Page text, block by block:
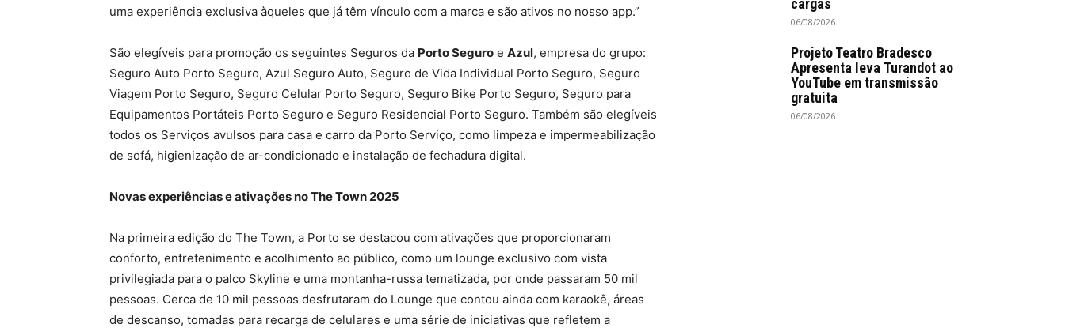
uma experiência exclusiva àqueles que já têm vínculo com a marca e são ativos no nosso app.”
São elegíveis para promoção os seguintes Seguros da Porto Seguro e Azul, empresa do grupo:
Seguro Auto Porto Seguro, Azul Seguro Auto, Seguro de Vida Individual Porto Seguro, Seguro
Viagem Porto Seguro, Seguro Celular Porto Seguro, Seguro Bike Porto Seguro, Seguro para
Equipamentos Portáteis Porto Seguro e Seguro Residencial Porto Seguro. Também são elegíveis
todos os Serviços avulsos para casa e carro da Porto Serviço, como limpeza e impermeabilização
de sofá, higienização de ar-condicionado e instalação de fechadura digital.
Novas experiências e ativações no The Town 2025
Na primeira edição do The Town, a Porto se destacou com ativações que proporcionaram
conforto, entretenimento e acolhimento ao público, como um lounge exclusivo com vista
privilegiada para o palco Skyline e uma montanha-russa tematizada, por onde passaram 50 mil
pessoas. Cerca de 10 mil pessoas desfrutaram do Lounge que contou ainda com karaokê, áreas
de descanso, tomadas para recarga de celulares e uma série de iniciativas que refletem a
06/08/2026
Projeto Teatro Bradesco
Apresenta leva Turandot ao
YouTube em transmissão
gratuita
06/08/2026